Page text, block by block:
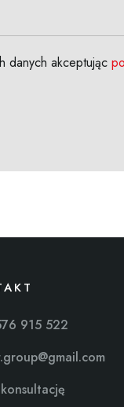
danych akceptując
915 522